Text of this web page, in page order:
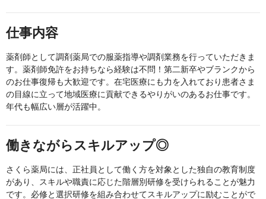
仕事内容
薬剤師として調剤薬局での服薬指導や調剤業務を行っていただきま
す。薬剤師免許をお持ちなら経験は不問！第二新卒やブランクから
のお仕事復帰も大歓迎です。在宅医療にも力を入れており患者さま
の目線に立って地域医療に貢献できるやりがいのあるお仕事です。
年代も幅広い層が活躍中。
働きながらスキルアップ◎
さくら薬局には、正社員として働く方を対象とした独自の教育制度
があり、スキルや職責に応じた階層別研修を受けられることが魅力
です。必修と選択研修を組み合わせてスキルアップに励むことがで